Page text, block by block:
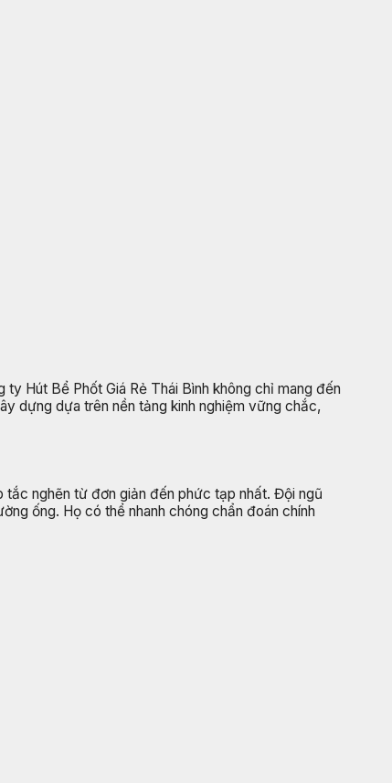
Hút Bể Phốt Giá Rẻ Thái Bình không chỉ mang đến
dựng dựa trên nền tảng kinh nghiệm vững chắc,
tắc nghẽn từ đơn giản đến phức tạp nhất. Đội ngũ
ống. Họ có thể nhanh chóng chẩn đoán chính